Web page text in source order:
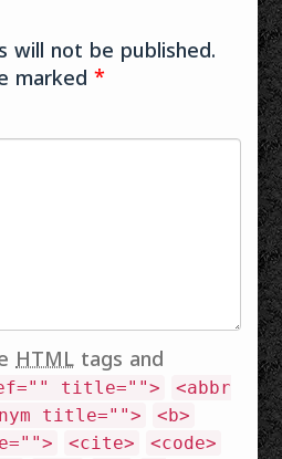
will not be published.
marked*
HTML tags and
title="">
<abbr
title="">
<b>
<cite>
<code>